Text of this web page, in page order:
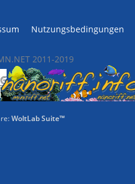
Nutzungsbedingungen
2011-2019
WoltLab Suite™